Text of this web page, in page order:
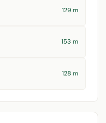
129 m
153 m
128 m